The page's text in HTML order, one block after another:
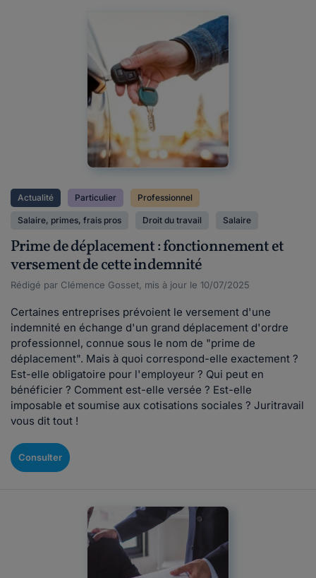
Actualité Particulier Professionnel
Salaire, primes, frais pros Droit du travail Salaire
Prime de déplacement : fonctionnement et
versement de cette indemnité
Rédigé par Clémence Gosset, mis à jour le 10/07/2025
Certaines entreprises prévoient le versement d'une
indemnité en échange d'un grand déplacement d'ordre
professionnel, connue sous le nom de "prime de
déplacement". Mais à quoi correspond-elle exactement ?
Est-elle obligatoire pour l'employeur ? Qui peut en
bénéficier ? Comment est-elle versée ? Est-elle
imposable et soumise aux cotisations sociales ? Juritravail
vous dit tout !
Consulter